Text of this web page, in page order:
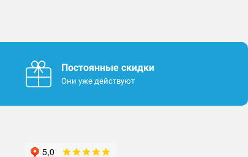
Постоянные скидки
Они уже действуют